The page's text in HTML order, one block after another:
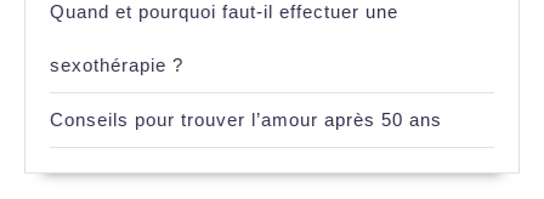
Quand et pourquoi faut-il effectuer une
sexothérapie ?
Conseils pour trouver l’amour après 50 ans